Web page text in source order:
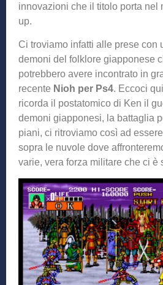
innovazioni che il titolo porta nel
up.
Ci troviamo infatti alle prese con
demoni del folklore giapponese
potrebbero avere incontrato in
recente Nioh per Ps4. Eccoci
ricorda il postatomico di Ken il
demoni giapponesi, la battaglia
piani, ci ritroviamo così ad
sopra le nuvole dove
varie, vera forza militare che ci è